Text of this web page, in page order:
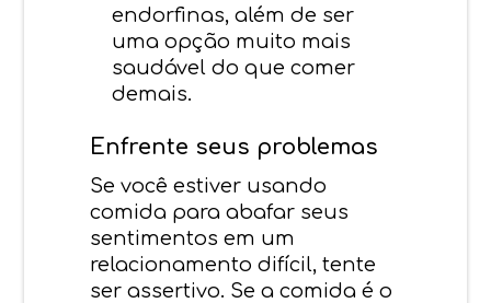
endorfinas, além de ser
uma opção muito mais
saudável do que comer
demais.
Enfrente seus problemas
Se você estiver usando
comida para abafar seus
sentimentos em um
relacionamento difícil, tente
ser assertivo. Se a comida é o